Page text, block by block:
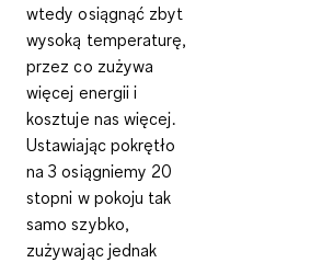
wtedy osiągnąć zbyt
wysoką temperaturę,
przez co zużywa
więcej energii i
kosztuje nas więcej.
Ustawiając pokrętło
na 3 osiągniemy 20
stopni w pokoju tak
samo szybko,
zużywając jednak